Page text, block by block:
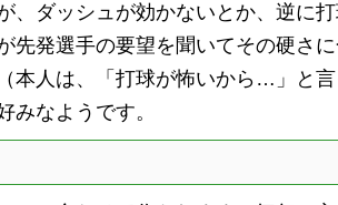
、ダッシュが効かないとか、逆に
先発選手の要望を聞いてその硬さ
本人は、「打球が怖いから…」と言
なようです。